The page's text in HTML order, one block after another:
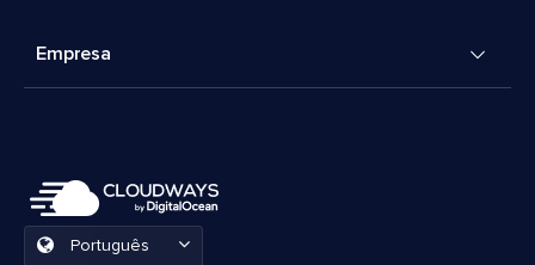
Empresa
Português